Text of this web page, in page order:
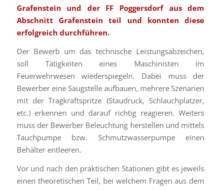
Grafenstein und der FF Poggersdorf aus dem
Abschnitt Grafenstein teil und konnten diese
erfolgreich durchführen.
Der Bewerb um das technische Leistungsabzeichen,
soll Tätigkeiten eines Maschinisten im
Feuerwehrwesen wiederspiegeln. Dabei muss der
Bewerber eine Saugstelle aufbauen, mehrere Szenarien
mit der Tragkraftspritze (Staudruck, Schlauchplatzer,
etc.) erkennen und darauf richtig reagieren. Weiters
muss der Bewerber Beleuchtung herstellen und mittels
Tauchpumpe bzw. Schmutzwasserpumpe einen
Behälter entleeren.
Vor und nach den praktischen Stationen gibt es jeweils
einen theoretischen Teil, bei welchem Fragen aus dem